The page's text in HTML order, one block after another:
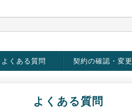
よくある質問 契約の確認・変更
よくある質問